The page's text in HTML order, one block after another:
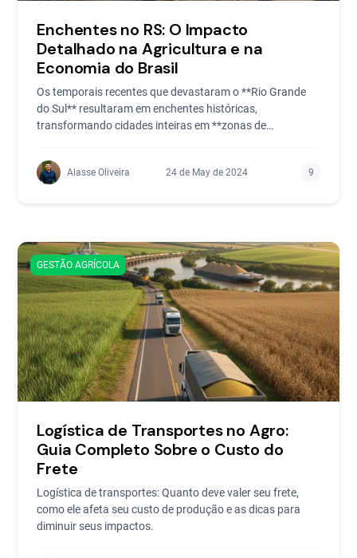
Enchentes no RS: O Impacto
Detalhado na Agricultura e na
Economia do Brasil
Os temporais recentes que devastaram o **Rio Grande
do Sul** resultaram em enchentes históricas,
transformando cidades inteiras em **zonas de
Alasse Oliveira 24 de May de 2024 9
GESTÃO AGRÍCOLA
Logística de Transportes no Agro:
Guia Completo Sobre o Custo do
Frete
Logística de transportes: Quanto deve valer seu frete,
como ele afeta seu custo de produção e as dicas para
diminuir seus impactos.